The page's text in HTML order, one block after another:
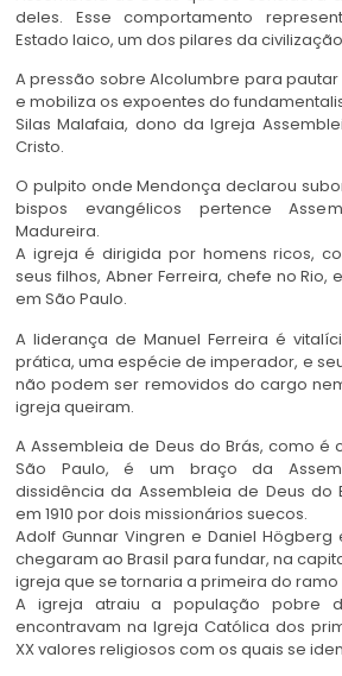
deles. Esse comportamento
Estado laico, um dos pilares da
A pressão sobre Alcolumbre para
e mobiliza os expoentes do
Silas Malafaia, dono da Igreja
Cristo.
O pulpito onde Mendonça declarou
bispos evangélicos pertence
Madureira.
A igreja é dirigida por homens ricos,
seus filhos, Abner Ferreira, chefe no Rio,
em São Paulo.
A liderança de Manuel Ferreira é
prática, uma espécie de imperador, e
não podem ser removidos do cargo
igreja queiram.
A Assembleia de Deus do Brás, como é
São Paulo, é um braço da
dissidência da Assembleia de Deus do
em 1910 por dois missionários suecos.
Adolf Gunnar Vingren e Daniel
chegaram ao Brasil para fundar, na
igreja que se tornaria a primeira do ramo
A igreja atraiu a população pobre
encontravam na Igreja Católica dos
XX valores religiosos com os quais se